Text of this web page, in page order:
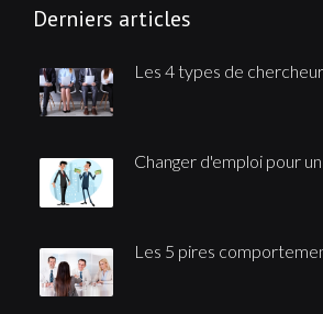
Derniers articles
Les 4 types de
Changer d'emploi pour
Les 5 pires